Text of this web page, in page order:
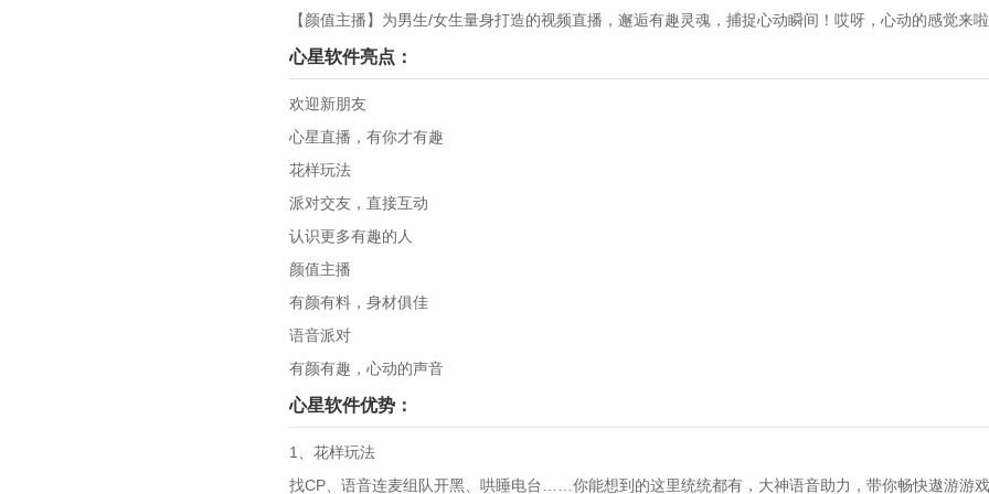
【颜值主播】为男生/女生量身打造的视频直播，邂逅有趣灵魂，捕捉心动瞬间！哎呀，心动的感觉来啦
心星软件亮点：
欢迎新朋友
心星直播，有你才有趣
花样玩法
派对交友，直接互动
认识更多有趣的人
颜值主播
有颜有料，身材俱佳
语音派对
有颜有趣，心动的声音
心星软件优势：
1、花样玩法
找CP、语音连麦组队开黑、哄睡电台……你能想到的这里统统都有，大神语音助力，带你畅快遨游游戏